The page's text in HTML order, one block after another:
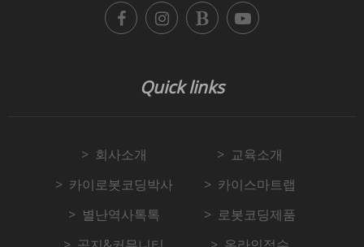
Quick links
회사소개
교육소개
카이로봇코딩박사
카이스마트랩
별난역사톡톡
로봇코딩제품